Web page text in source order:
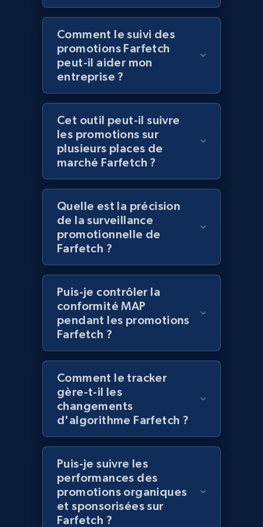
Best Buy products - Collect data on
products using specified keywords
URL, Product id, Title, Images, Final price,
Currency, Discount, Initial price, and more.
Lazada - Products
URL, Title, Rating, Reviews, Initial price, Final
price, Currency, Stock, and more.
Commencer
keyword
URL, Title, Rating, Reviews, Initial price, Final
price, Currency, Stock, and more.
991+ 165+ Commencer
Lazada - Products - Discover products by
category URL or brand URL
URL, Title, Rating, Reviews, Initial price, Final
price, Currency, Stock, and more.
991+ 165+ Commencer
Comment le suivi des
promotions Farfetch
peut-il aider mon
entreprise ?
Cet outil peut-il suivre
les promotions sur
plusieurs places de
marché Farfetch ?
Quelle est la précision
de la surveillance
promotionnelle de
Farfetch ?
Puis-je contrôler la
conformité MAP
pendant les promotions
Farfetch ?
Comment le tracker
gère-t-il les
changements
d'algorithme Farfetch ?
Puis-je suivre les
performances des
promotions organiques
et sponsorisées sur
Farfetch ?